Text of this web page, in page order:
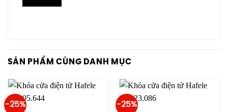
SẢN PHẨM CÙNG DANH MỤC
-25% -25%